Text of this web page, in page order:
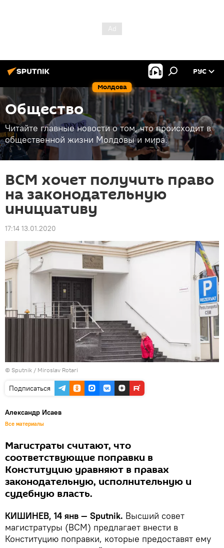
Молдова
РУС
Общество
Читайте главные новости о том, что происходит в
общественной жизни Молдовы и мира.
ВСМ хочет получить право
на законодательную
инициативу
17:14 13.01.2020
© Sputnik / Miroslav Rotari
Подписаться
Александр Исаев
Все материалы
Магистраты считают, что
соответствующие поправки в
Конституцию уравняют в правах
законодательную, исполнительную и
судебную власть.
КИШИНЕВ, 14 янв — Sputnik. Высший совет
магистратуры (ВСМ) предлагает внести в
Конституцию поправки, которые предоставят ему